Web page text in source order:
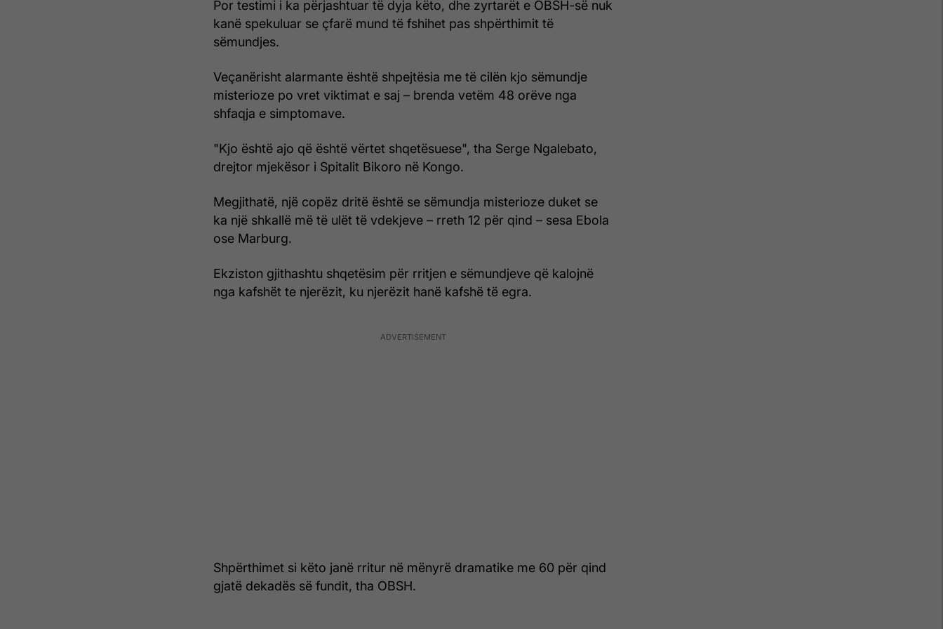
Por testimi i ka përjashtuar të dyja këto, dhe zyrtarët e OBSH-së nuk
kanë spekuluar se çfarë mund të fshihet pas shpërthimit të
sëmundjes.
Veçanërisht alarmante është shpejtësia me të cilën kjo sëmundje
misterioze po vret viktimat e saj – brenda vetëm 48 orëve nga
shfaqja e simptomave.
"Kjo është ajo që është vërtet shqetësuese", tha Serge Ngalebato,
drejtor mjekësor i Spitalit Bikoro në Kongo.
Megjithatë, një copëz dritë është se sëmundja misterioze duket se
ka një shkallë më të ulët të vdekjeve – rreth 12 për qind – sesa Ebola
ose Marburg.
Ekziston gjithashtu shqetësim për rritjen e sëmundjeve që kalojnë
nga kafshët te njerëzit, ku njerëzit hanë kafshë të egra.
Shpërthimet si këto janë rritur në mënyrë dramatike me 60 për qind
gjatë dekadës së fundit, tha OBSH.